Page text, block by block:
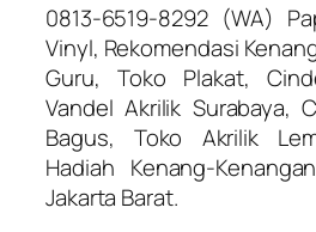
0813-6519-8292 (WA)
Vinyl, Rekomendasi
Guru, Toko Plakat,
Vandel Akrilik Surabaya,
Bagus, Toko Akrilik
Hadiah Kenang-
Jakarta Barat.